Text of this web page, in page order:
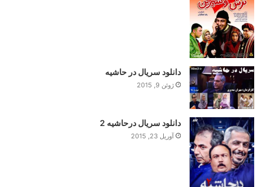
دانلود سریال در حاشیه
ژوئن 9, 2015
دانلود سریال درحاشیه 2
آوریل 23, 2015